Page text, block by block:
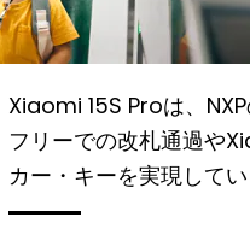
Xiaomi 15S Proは、
フリーでの改札通過や
カー・キーを実現してい